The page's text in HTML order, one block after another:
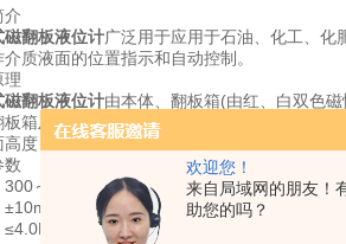
欢迎您！
来自局域网的朋友！
助您的吗？
介
磁翻板液位计广泛用于应用于石油、化工、
质液面的位置指示和自动控制。
理
磁翻板液位计由本体、翻板箱(由红、白双色
板箱及变送器受本体内浮子(具有定向磁性源
度，同时液位变送器将液位信号传送 至控
数
300～4000mm(超过5000mm时可特殊定制)